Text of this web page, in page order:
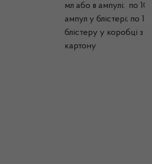
мл або в ампулі; по 10
ампул у блістері; по 1
блістеру у коробці з
картону